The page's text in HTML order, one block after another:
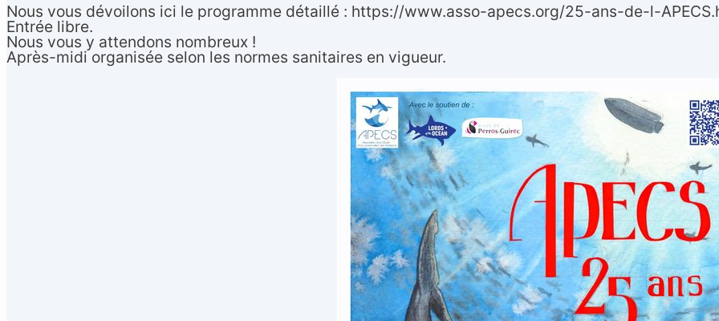
Nous vous dévoilons ici le programme détaillé : https://www.asso-apecs.org/25-ans-de-l-
Entrée libre.
Nous vous y attendons nombreux !
Après-midi organisée selon les normes sanitaires en vigueur.